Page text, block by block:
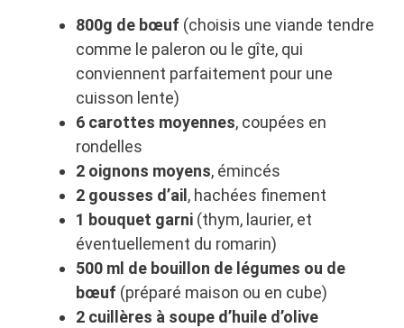
800g de bœuf (choisis une viande tendre
comme le paleron ou le gîte, qui
conviennent parfaitement pour une
cuisson lente)
6 carottes moyennes, coupées en
rondelles
2 oignons moyens, émincés
2 gousses d’ail , hachées finement
1 bouquet garni (thym, laurier, et
éventuellement du romarin)
500 ml de bouillon de légumes ou de
bœuf (préparé maison ou en cube)
2 cuillères à soupe d’huile d’olive